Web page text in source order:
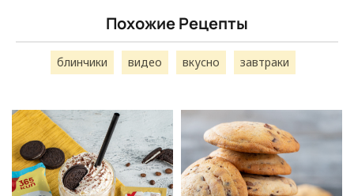
Похожие Рецепты
блинчики видео вкусно завтраки